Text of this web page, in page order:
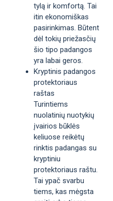
tylą ir komfortą. Tai
itin ekonomiškas
pasirinkimas. Būtent
dėl tokių priežasčių
šio tipo padangos
yra labai geros.
Kryptinis padangos
protektoriaus
raštas
Turintiems
nuolatinių nuotykių
įvairios būklės
keliuose reikėtų
rinktis padangas su
kryptiniu
protektoriaus raštu.
Tai ypač svarbu
tiems, kas mėgsta